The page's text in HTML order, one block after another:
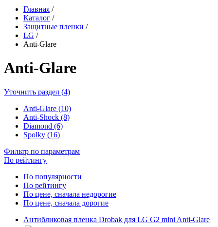
Главная /
Каталог /
Защитные пленки /
LG /
Anti-Glare
Anti-Glare
Уточнить раздел (4)
Anti-Glare (10)
Anti-Shock (8)
Diamond (6)
Spolky (16)
Фильтр по параметрам
По рейтингу
По популярности
По рейтингу
По цене, сначала недорогие
По цене, сначала дорогие
Антибликовая пленка Drobak для LG G2 mini Anti-Glare